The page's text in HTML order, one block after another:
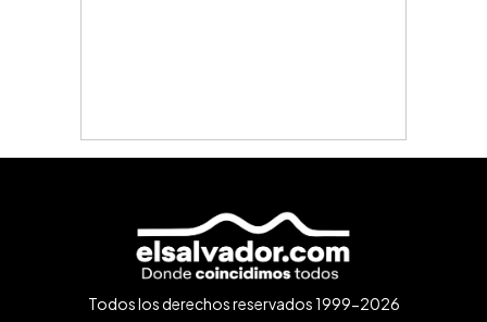
Todos los derechos reservados 1999-2026